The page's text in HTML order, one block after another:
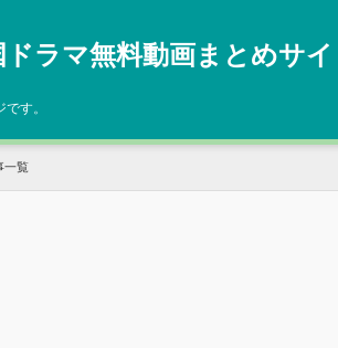
ラマ無料動画まとめサイ
す。
一覧